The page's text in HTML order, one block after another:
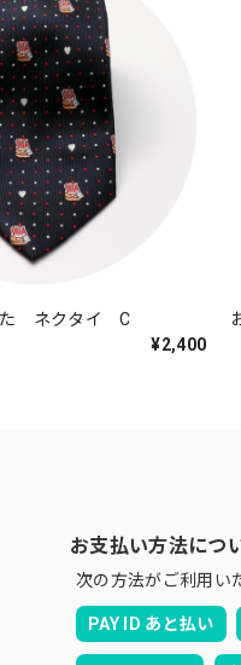
た ネクタイ C
¥2,400
お支払い方法につ
次の方法がご利用い
PAY ID あと払い